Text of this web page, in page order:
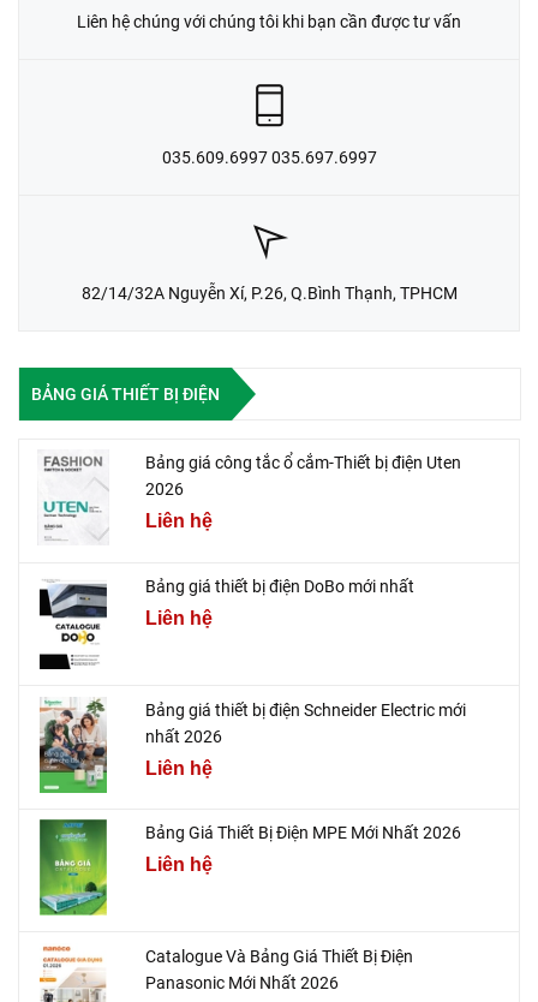
Liên hệ chúng với chúng tôi khi bạn cần được tư vấn
035.609.6997 035.697.6997
82/14/32A Nguyễn Xí, P.26, Q.Bình Thạnh, TPHCM
BẢNG GIÁ THIẾT BỊ ĐIỆN
Bảng giá công tắc ổ cắm-Thiết bị điện Uten
2026
Liên hệ
Bảng giá thiết bị điện DoBo mới nhất
Liên hệ
Bảng giá thiết bị điện Schneider Electric mới
nhất 2026
Liên hệ
Bảng Giá Thiết Bị Điện MPE Mới Nhất 2026
Liên hệ
Catalogue Và Bảng Giá Thiết Bị Điện
Panasonic Mới Nhất 2026